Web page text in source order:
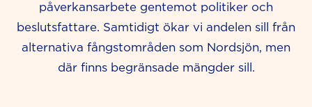
påverkansarbete gentemot politiker och
beslutsfattare. Samtidigt ökar vi andelen sill från
alternativa fångstområden som Nordsjön, men
där finns begränsade mängder sill.